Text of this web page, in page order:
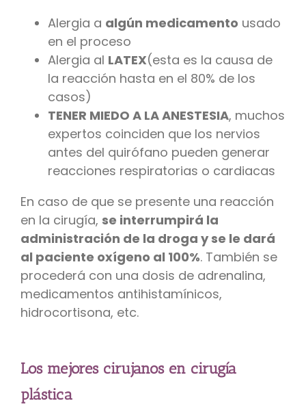
Alergia a algún medicamento usado
en el proceso
Alergia al LATEX(esta es la causa de
la reacción hasta en el 80% de los
casos)
TENER MIEDO A LA ANESTESIA, muchos
expertos coinciden que los nervios
antes del quirófano pueden generar
reacciones respiratorias o cardiacas
En caso de que se presente una reacción
en la cirugía, se interrumpirá la
administración de la droga y se le dará
al paciente oxígeno al 100%. También se
procederá con una dosis de adrenalina,
medicamentos antihistamínicos,
hidrocortisona, etc.
Los mejores cirujanos en cirugía
plástica